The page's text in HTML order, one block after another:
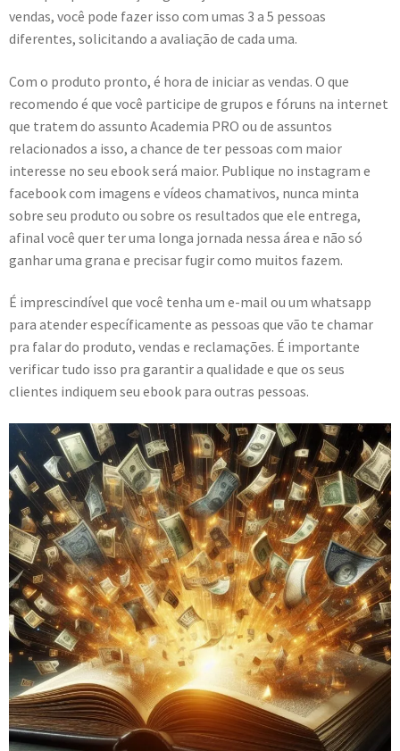
vendas, você pode fazer isso com umas 3 a 5 pessoas
diferentes, solicitando a avaliação de cada uma.
Com o produto pronto, é hora de iniciar as vendas. O que
recomendo é que você participe de grupos e fóruns na internet
que tratem do assunto Academia PRO ou de assuntos
relacionados a isso, a chance de ter pessoas com maior
interesse no seu ebook será maior. Publique no instagram e
facebook com imagens e vídeos chamativos, nunca minta
sobre seu produto ou sobre os resultados que ele entrega,
afinal você quer ter uma longa jornada nessa área e não só
ganhar uma grana e precisar fugir como muitos fazem.
É imprescindível que você tenha um e-mail ou um whatsapp
para atender específicamente as pessoas que vão te chamar
pra falar do produto, vendas e reclamações. É importante
verificar tudo isso pra garantir a qualidade e que os seus
clientes indiquem seu ebook para outras pessoas.